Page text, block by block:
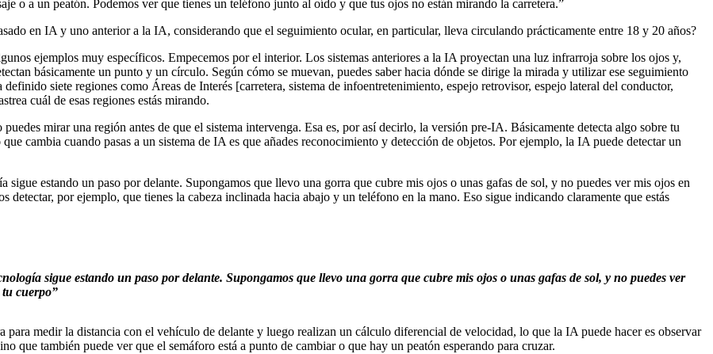
o a un peatón. Podemos ver que tienes un teléfono junto al oído y que tus ojos no están mirando la carretera.”
en IA y uno anterior a la IA, considerando que el seguimiento ocular, en particular, lleva circulando prácticamente entre 18 y 20 años?
ejemplos muy específicos. Empecemos por el interior. Los sistemas anteriores a la IA proyectan una luz infrarroja sobre los ojos y,
básicamente un punto y un círculo. Según cómo se muevan, puedes saber hacia dónde se dirige la mirada y utilizar ese seguimiento
siete regiones como Áreas de Interés [carretera, sistema de infoentretenimiento, espejo retrovisor, espejo lateral del conductor,
cuál de esas regiones estás mirando.
mirar una región antes de que el sistema intervenga. Esa es, por así decirlo, la versión pre-IA. Básicamente detecta algo sobre tu
cambia cuando pasas a un sistema de IA es que añades reconocimiento y detección de objetos. Por ejemplo, la IA puede detectar un
estando un paso por delante. Supongamos que llevo una gorra que cubre mis ojos o unas gafas de sol, y no puedes ver mis ojos en
detectar, por ejemplo, que tienes la cabeza inclinada hacia abajo y un teléfono en la mano. Eso sigue indicando claramente que estás
sigue estando un paso por delante. Supongamos que llevo una gorra que cubre mis ojos o unas gafas de sol, y no puedes ver
tu cuerpo”
para medir la distancia con el vehículo de delante y luego realizan un cálculo diferencial de velocidad, lo que la IA puede hacer es observar
que también puede ver que el semáforo está a punto de cambiar o que hay un peatón esperando para cruzar.